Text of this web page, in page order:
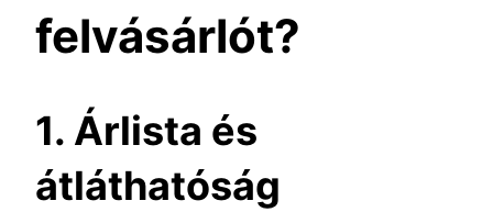
felvásárlót?
1. Árlista és
átláthatóság